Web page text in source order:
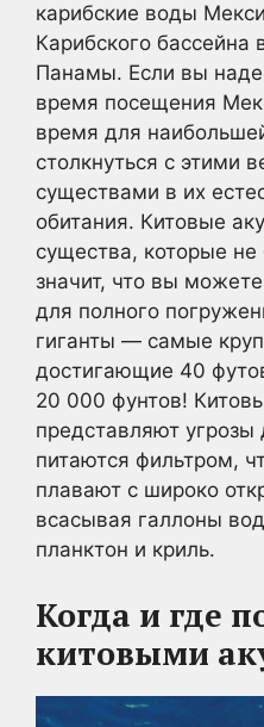
карибские воды
Карибского бассейна
Панамы. Если вы
время посещения
время для
столкнуться с этими
существами в их
обитания. Китовые
существа, которые
значит, что вы
для полного
гиганты — самые
достигающие 40
20 000 фунтов!
представляют
питаются фильтром,
плавают с широко
всасывая галлоны
планктон и криль.
Когда и где
китовыми